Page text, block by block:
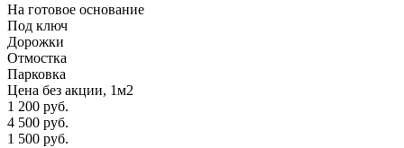
На готовое основание
Под ключ
Дорожки
Отмостка
Парковка
Цена без акции, 1м2
1 200 руб.
4 500 руб.
1 500 руб.